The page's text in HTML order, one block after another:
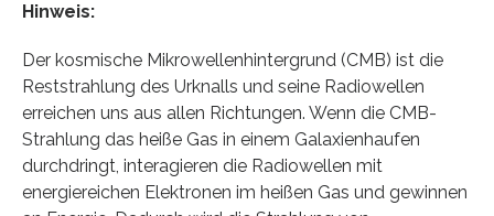
Hinweis:
Der kosmische Mikrowellenhintergrund (CMB) ist die
Reststrahlung des Urknalls und seine Radiowellen
erreichen uns aus allen Richtungen. Wenn die CMB-
Strahlung das heiße Gas in einem Galaxienhaufen
durchdringt, interagieren die Radiowellen mit
energiereichen Elektronen im heißen Gas und gewinnen